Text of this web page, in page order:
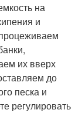
на
и
их вверх
до
песка и
регулировать